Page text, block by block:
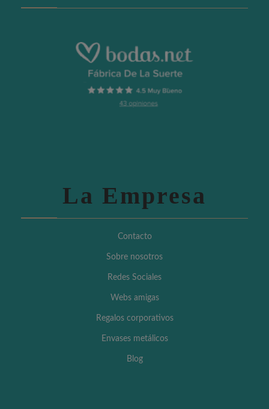
La Empresa
Contacto
Sobre nosotros
Redes Sociales
Webs amigas
Regalos corporativos
Envases metálicos
Blog